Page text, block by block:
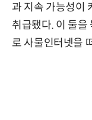
과 지속 가능성이
취급됐다. 이 둘
로 사물인터넷을